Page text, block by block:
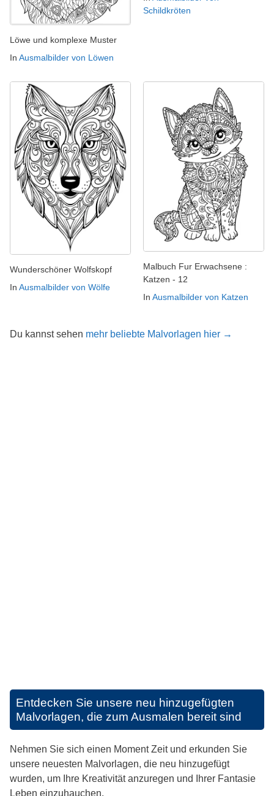
Löwe und komplexe Muster
In Ausmalbilder von Löwen
Schildkröten
Wunderschöner Wolfskopf
In Ausmalbilder von Wölfe
Malbuch Fur Erwachsene :
Katzen - 12
In Ausmalbilder von Katzen
Du kannst sehen mehr beliebte Malvorlagen hier →
Entdecken Sie unsere neu hinzugefügten
Malvorlagen, die zum Ausmalen bereit sind
Nehmen Sie sich einen Moment Zeit und erkunden Sie
unsere neuesten Malvorlagen, die neu hinzugefügt
wurden, um Ihre Kreativität anzuregen und Ihrer Fantasie
Leben einzuhauchen.